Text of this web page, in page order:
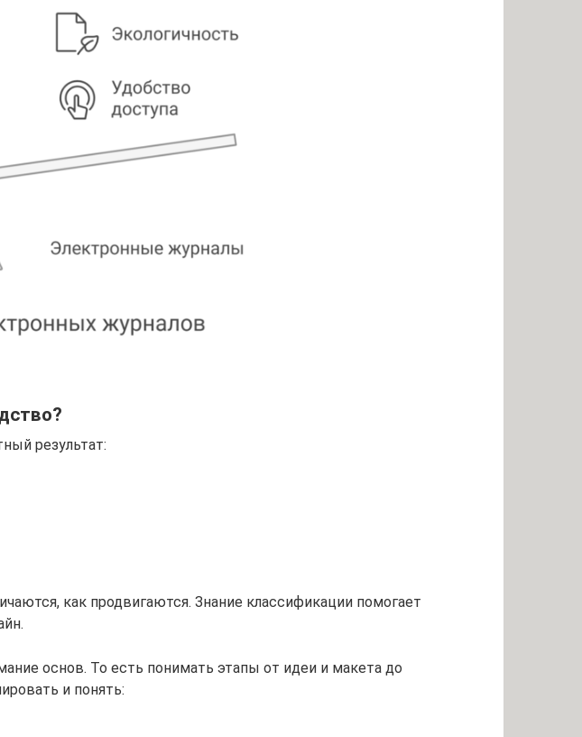
результат:
как продвигаются. Знание классификации помогает
основ. То есть понимать этапы от идеи и макета до
и понять: